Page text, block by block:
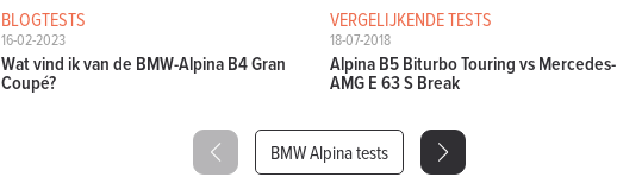
BLOGTESTS
16-02-2023
Wat vind ik van de BMW-Alpina B4 Gran
Coupé?
VERGELIJKENDE TESTS
18-07-2018
Alpina B5 Biturbo Touring vs Mercedes-
AMG E 63 S Break
BMW Alpina tests